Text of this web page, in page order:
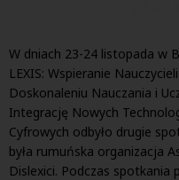
W dniach 23-24 listopada w
LEXIS: Wspieranie
Doskonaleniu Nauczania i
Integrację Nowych
Cyfrowych odbyło drugie
była rumuńska organizacja
Dislexici. Podczas spotkania